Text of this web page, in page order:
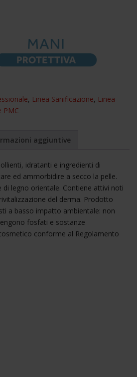
, Linea Sanificazione, Linea
PMC
aggiuntive
idratanti e ingredienti di
ed ammorbidire a secco la pelle.
di legno orientale. Contiene attivi noti
del derma. Prodotto
a basso impatto ambientale: non
fosfati e sostanze
conforme al Regolamento